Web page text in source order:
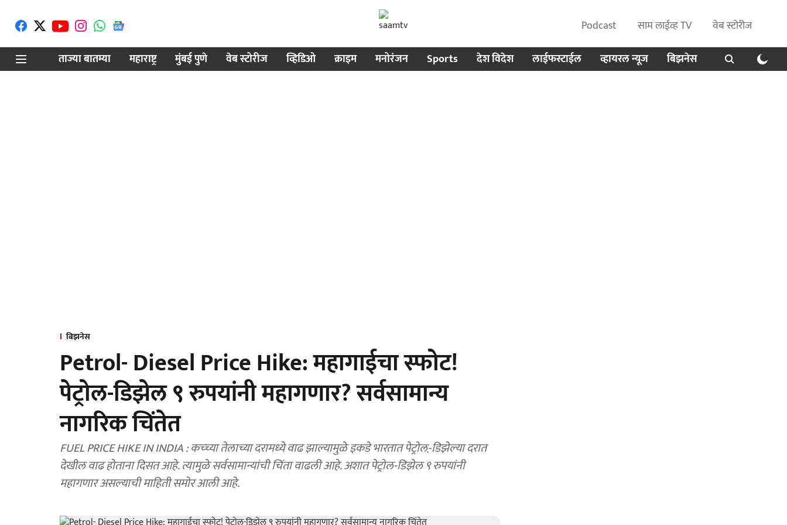
Podcast साम लाईव्ह TV
वेब स्टोरीज
ताज्या बातम्या
महाराष्ट्र मुंबई पुणे वेब स्टोरीज व्हिडिओ क्राइम मनोरंजन Sports देश विदेश लाईफस्टाईल व्हायरल न्यूज बिझनेस
बिझनेस
Petrol- Diesel Price Hike: महागाईचा स्फोट!
पेट्रोल-डिझेल ९ रुपयांनी महागणार? सर्वसामान्य
नागरिक चिंतेत
FUEL PRICE HIKE IN INDIA : कच्च्या तेलाच्या दरामध्ये वाढ झाल्यामुळे इकडे भारतात पेट्रोल-़डिझेल्या दरात
देखील वाढ होताना दिसत आहे. त्यामुळे सर्वसामान्यांची चिंता वाढली आहे. अशात पेट्रोल-डिझेल ९ रुपयांनी
महागणार असल्याची माहिती समोर आली आहे.